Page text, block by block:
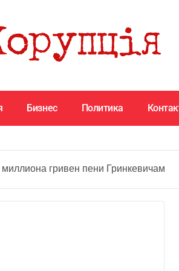
Бизнес Политика
гривен пени Гринкевичам